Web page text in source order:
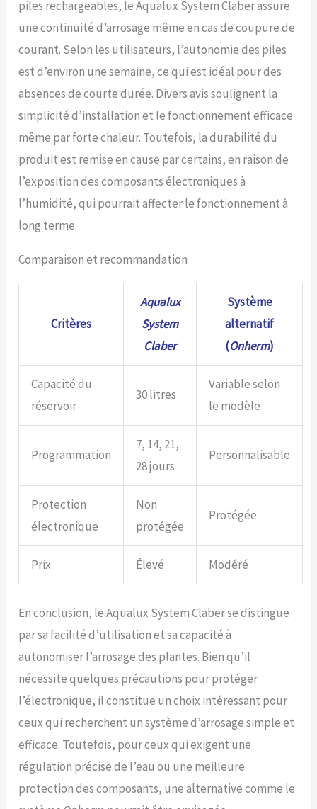
piles rechargeables, le Aqualux System Claber assure
une continuité d’arrosage même en cas de coupure de
courant. Selon les utilisateurs, l’autonomie des piles
est d’environ une semaine, ce qui est idéal pour des
absences de courte durée. Divers avis soulignent la
simplicité d’installation et le fonctionnement efficace
même par forte chaleur. Toutefois, la durabilité du
produit est remise en cause par certains, en raison de
l’exposition des composants électroniques à
l’humidité, qui pourrait affecter le fonctionnement à
long terme.
Comparaison et recommandation
Critères
Aqualux
System
Claber
Système
alternatif
(Onherm)
Capacité du
réservoir
30 litres
Variable selon
le modèle
Programmation
7, 14, 21,
28 jours
Personnalisable
Protection
électronique
Non
protégée
Protégée
Prix Élevé Modéré
En conclusion, le Aqualux System Claber se distingue
par sa facilité d’utilisation et sa capacité à
autonomiser l’arrosage des plantes. Bien qu’il
nécessite quelques précautions pour protéger
l’électronique, il constitue un choix intéressant pour
ceux qui recherchent un système d’arrosage simple et
efficace. Toutefois, pour ceux qui exigent une
régulation précise de l’eau ou une meilleure
protection des composants, une alternative comme le